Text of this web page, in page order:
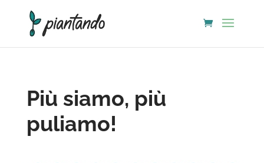
Più siamo, più
puliamo!